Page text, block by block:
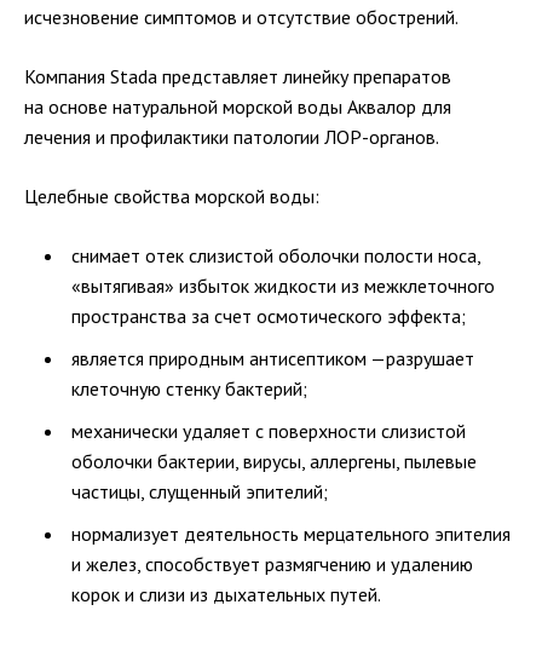
исчезновение симптомов и отсутствие обострений.
Компания Stada представляет линейку препаратов
на основе натуральной морской воды Аквалор для
лечения и профилактики патологии ЛОР-органов.
Целебные свойства морской воды:
снимает отек слизистой оболочки полости носа,
«вытягивая» избыток жидкости из межклеточного
пространства за счет осмотического эффекта;
является природным антисептиком —разрушает
клеточную стенку бактерий;
механически удаляет с поверхности слизистой
оболочки бактерии, вирусы, аллергены, пылевые
частицы, слущенный эпителий;
нормализует деятельность мерцательного эпителия
и желез, способствует размягчению и удалению
корок и слизи из дыхательных путей.